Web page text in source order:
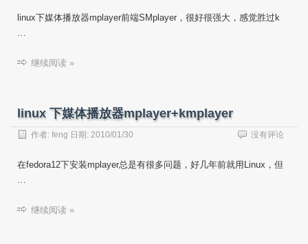
linux下媒体播放器mplayer前端SMplayer，很好很强大，感觉胜过k
…
继续阅读 »
linux 下媒体播放器mplayer+kmplayer
作者: feng 日期: 2010/01/30 没有评论
在fedora12下安装mplayer总是有很多问题，好几年前就用Linux，但
…
继续阅读 »